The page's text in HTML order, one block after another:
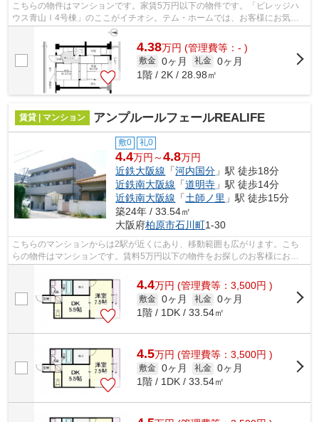
こちらの物件はマンションです。家賃5万円以下の物件です。「ビレッジハ
ウス青山Ⅰ4号棟」のここがイチオシ。テム・ホームでは、お客様にお気に
入りの物件を見つけていただけるよう、ス...
4.38万円 (管理費等：- )
敷金 0ヶ月 礼金 0ヶ月
1階 / 2K / 28.98㎡
賃貸 | マンション アンプルールフェールREALIFE
敷0 礼0
4.4万円～4.8万円
近鉄大阪線 「河内国分 」駅 徒歩18分
近鉄南大阪線 「道明寺 」駅 徒歩14分
近鉄南大阪線 「土師ノ里 」駅 徒歩15分
築24年 / 33.54㎡
大阪府柏原市石川町1-30
こちらのマンションからは2駅が近くにあり、移動範囲も広がります。こち
らの物件はマンションです。賃料5万円以下の物件をお探しのお客様におす
すめです。こだわりポイント満載のアン...
4.4万円 (管理費等：3,500円 )
敷金 0ヶ月 礼金 0ヶ月
1階 / 1DK / 33.54㎡
4.5万円 (管理費等：3,500円 )
敷金 0ヶ月 礼金 0ヶ月
1階 / 1DK / 33.54㎡